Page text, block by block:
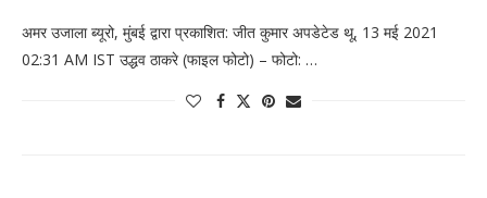
अमर उजाला ब्यूरो, मुंबई द्वारा प्रकाशित: जीत कुमार अपडेटेड थू, 13 मई 2021
02:31 AM IST उद्धव ठाकरे (फाइल फोटो) – फोटो: …